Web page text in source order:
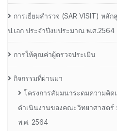
การเยี่ยมสํารวจ (SAR VISIT) หลั
ป.เอก ประจําปีงบประมาณ พ.ศ.2564
การให้คุณค่าผู้ตรวจประเมิน
กิจกรรมที่ผ่านมา
โครงการสัมมนาระดมความคิด
ดำเนินงานของคณะวิทยาศาสตร์
พ.ศ. 2564